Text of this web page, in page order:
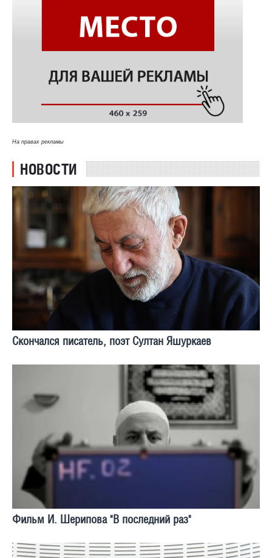
На правах рекламы
НОВОСТИ
Скончался писатель, поэт Султан Яшуркаев
Фильм И. Шерипова "В последний раз"